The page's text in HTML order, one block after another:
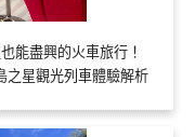
能盡興的火車旅行！
之星觀光列車體驗解析